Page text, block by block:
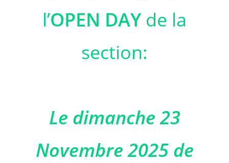
l’OPEN DAY de la
section:
Le dimanche 23
Novembre 2025 de